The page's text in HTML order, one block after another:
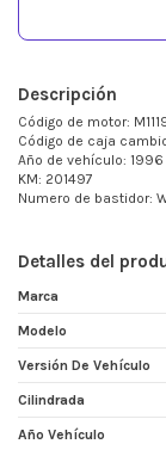
Descripción
Código de motor:
Código de caja
Año de vehículo: 1996
KM: 201497
Numero de bastidor:
Detalles del
Marca
Modelo
Versión De Vehículo
Cilindrada
Año Vehículo